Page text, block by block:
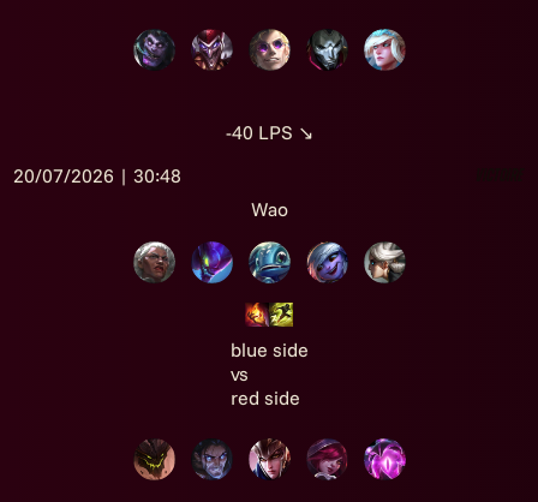
-40 LPS ↘
20/07/2026 | 30:48
Wao
blue side
vs
red side